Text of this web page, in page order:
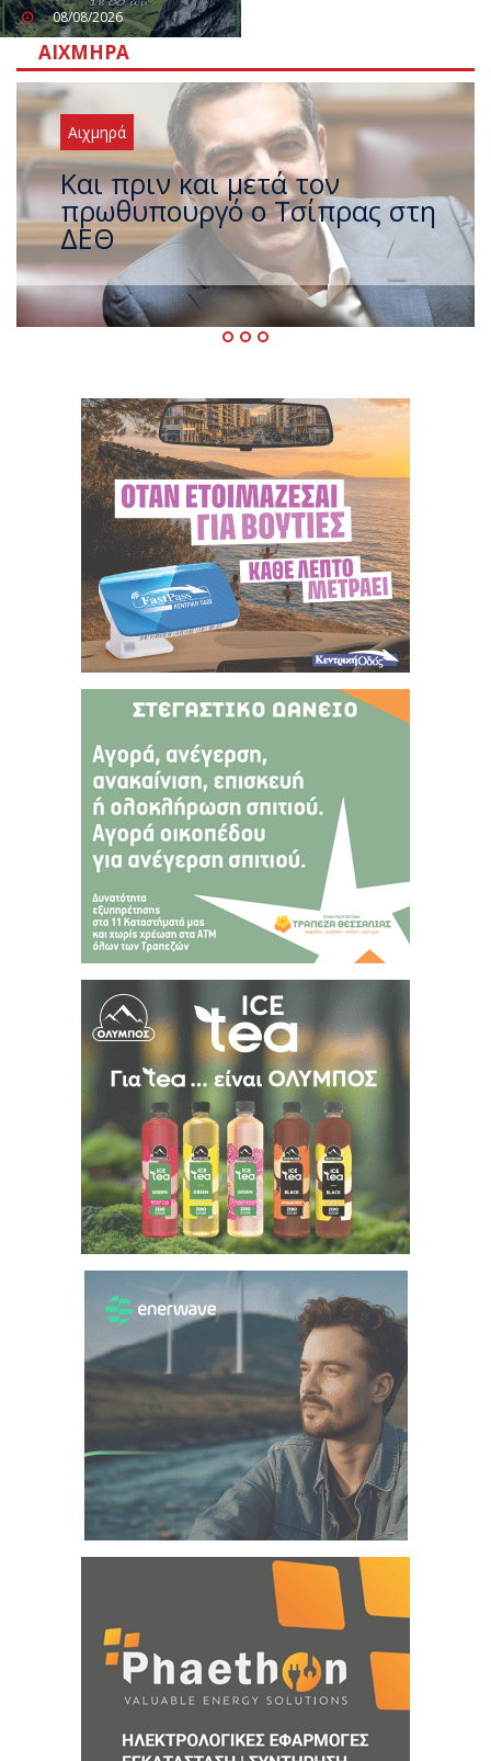
08/08/2026
ΑΙΧΜΗΡΆ
Αιχμηρά
Έρχεται νέο ισχυρό κύμα
ζέστης με 40 βαθμούς Κελσίου
– Ο καιρός έως τον
Δεκαπενταύγουστο